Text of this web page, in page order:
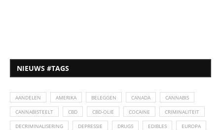
NIEUWS #TAGS
AANDELEN AMERIKA BELEGGEN CANADA CANNABIS
CANNABISTEELT CBD CBD-OLIE COCAINE CRIMINALITEIT
DECRIMINALISERING DEPRESSIE DRUGS EDIBLES EUROPA